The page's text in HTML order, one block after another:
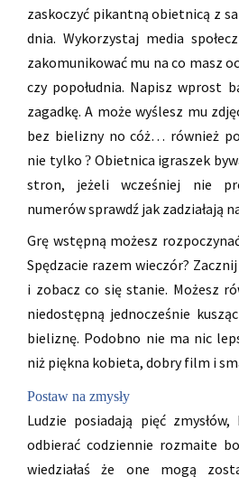
zaskoczyć pikantną obietnicą z
dnia. Wykorzystaj media
zakomunikować mu na co masz
czy popołudnia. Napisz wprost
zagadkę. A może wyślesz mu
bez bielizny no cóż… również
nie tylko ? Obietnica igraszek
stron, jeżeli wcześniej nie
numerów sprawdź jak zadziałają
Grę wstępną możesz
Spędzacie razem wieczór?
i zobacz co się stanie. Możesz
niedostępną jednocześnie
bieliznę. Podobno nie ma nic
niż piękna kobieta, dobry film i
Postaw na zmysły
Ludzie posiadają pięć
odbierać codziennie rozmaite
wiedziałaś że one mogą